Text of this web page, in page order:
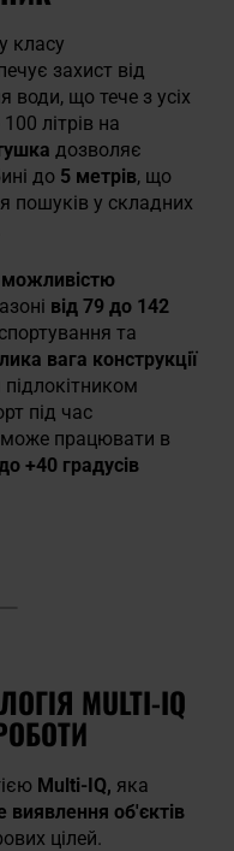
класу
захист від
води, що тече з усіх
літрів на
дозволяє
до 5 метрів, що
пошуків у складних
можливістю
від 79 до 142
та
вага конструкції
під час
працювати в
+40 градусів
MULTI-IQ
Multi-IQ, яка
виявлення об'єктів
цілей.